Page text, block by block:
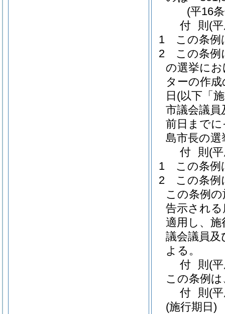
(平16
付 則 (
1
この条例
2
この条例
の選挙に
ターの作
日 (以下「
市議会議
前日まで
島市長の
付 則 (
1
この条例
2
この条例
この条例
告示され
適用し、
議会議員
よる。
付 則 (
この条例
付 則 (
(施行期日)